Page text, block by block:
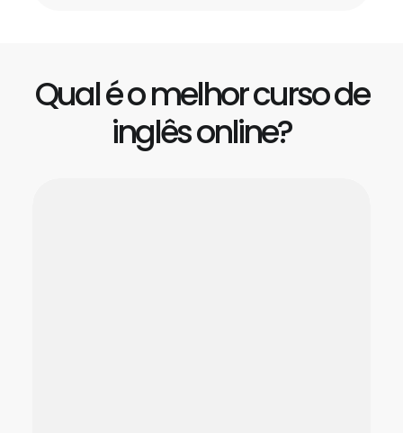
Qual é o melhor curso de
inglês online?